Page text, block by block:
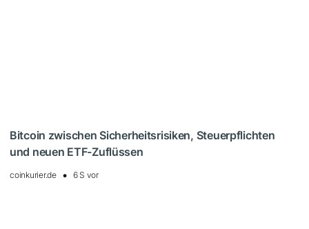
Bitcoin zwischen Sicherheitsrisiken, Steuerpflichten
und neuen ETF-Zuflüssen
coinkurier.de 6 S vor